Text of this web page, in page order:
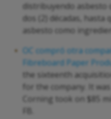
distribuyendo asbesto
dos (2) décadas, hasta
asbesto como
OC compró otra
Fibreboard Paper
the sixteenth
for the company. It
Corning took on $85